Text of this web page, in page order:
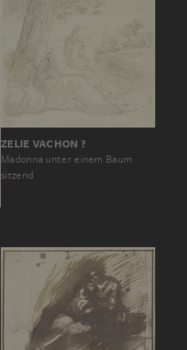
ZELIE VACHON ?
Madonna unter einem Baum
sitzend